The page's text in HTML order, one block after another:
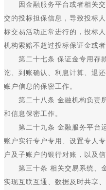
因金融服务平台或者相关交
交的投标担保信息，导致投标
标交易活动正常进行的，投标
机构索赔不超过投标保证金或
第二十七条 保证金专用存款
讫、到账确认、利息计算、退
账户信息的保密工作。
第二十八条 金融机构负责所
和信息保密工作。
第二十九条 金融服务平台运
账户实行专户专用、设置专人
户及子账户的银行对账，以及信
第三十条 相关交易系统、金
实现互联互通、数据及时共享